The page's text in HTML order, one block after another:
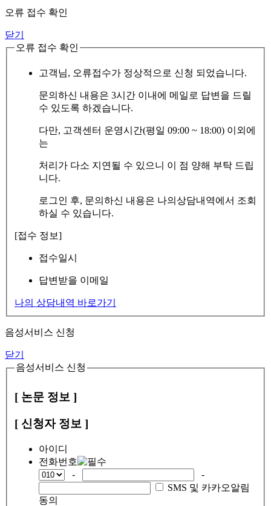
오류 접수 확인
닫기
오류 접수 확인
고객님, 오류접수가 정상적으로 신청 되었습니다.
문의하신 내용은 3시간 이내에 메일로 답변을 드릴
수 있도록 하겠습니다.
다만, 고객센터 운영시간(평일 09:00 ~ 18:00) 이외에
는
처리가 다소 지연될 수 있으니 이 점 양해 부탁 드립
니다.
로그인 후, 문의하신 내용은 나의상담내역에서 조회
하실 수 있습니다.
[접수 정보]
접수일시
답변받을 이메일
나의 상담내역 바로가기
음성서비스 신청
닫기
음성서비스 신청
[ 논문 정보 ]
[ 신청자 정보 ]
아이디
전화번호
-
-
SMS 및 카카오알림
동의